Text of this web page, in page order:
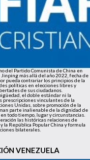
del Partido Comunista de China en
más allá del año 2022, fecha de
pueda contrariar los principios de la
políticas en elecciones libres y
de sus ciudadanos.
el doble estándar ni la
prescripciones vinculantes de la
Unidas, sobre promoción de la
parte inalienable de la dignidad de
todo tiempo, lugar y circunstancias.
las históricas relaciones de
República Popular China y formula
bilaterales.
VENEZUELA